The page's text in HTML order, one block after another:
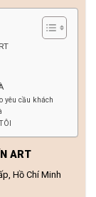
yêu cầu khách
ART
Hồ Chí Minh